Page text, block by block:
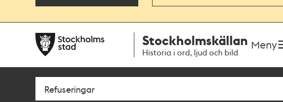
navigationen
huvudinnehållet
Stockholmskällan
Historia i ord, ljud och bild
Meny
Sök